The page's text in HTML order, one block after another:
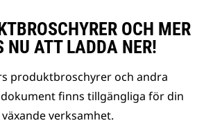
OCH MER
NU ATT LADDA NER!
produktbroschyrer och andra
finns tillgängliga för din
växande verksamhet.